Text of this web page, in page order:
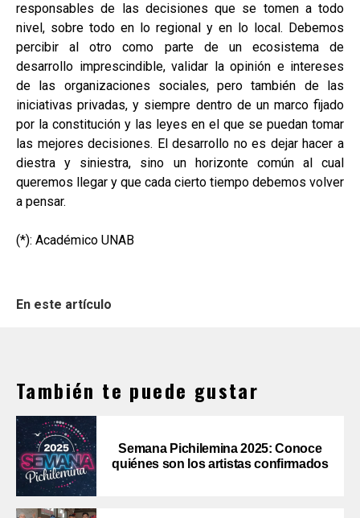
responsables de las decisiones que se tomen a todo
nivel, sobre todo en lo regional y en lo local. Debemos
percibir al otro como parte de un ecosistema de
desarrollo imprescindible, validar la opinión e intereses
de las organizaciones sociales, pero también de las
iniciativas privadas, y siempre dentro de un marco fijado
por la constitución y las leyes en el que se puedan tomar
las mejores decisiones. El desarrollo no es dejar hacer a
diestra y siniestra, sino un horizonte común al cual
queremos llegar y que cada cierto tiempo debemos volver
a pensar.
(*): Académico UNAB
En este artículo
También te puede gustar
Semana Pichilemina 2025: Conoce
quiénes son los artistas confirmados